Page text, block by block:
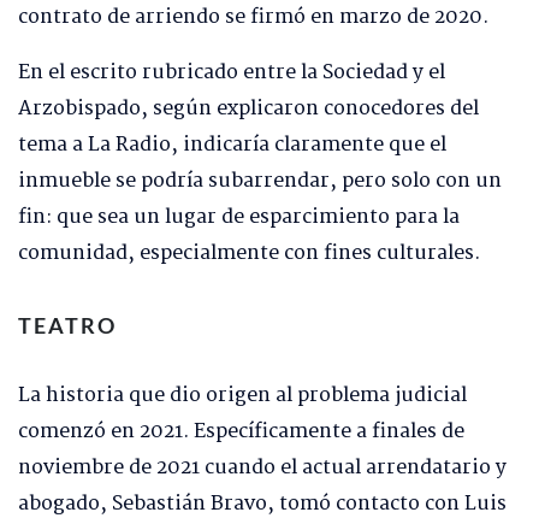
contrato de arriendo se firmó en marzo de 2020.
En el escrito rubricado entre la Sociedad y el
Arzobispado, según explicaron conocedores del
tema a La Radio, indicaría claramente que el
inmueble se podría subarrendar, pero solo con un
fin: que sea un lugar de esparcimiento para la
comunidad, especialmente con fines culturales.
TEATRO
La historia que dio origen al problema judicial
comenzó en 2021. Específicamente a finales de
noviembre de 2021 cuando el actual arrendatario y
abogado, Sebastián Bravo, tomó contacto con Luis